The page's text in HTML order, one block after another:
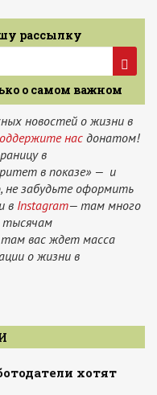
рассылку
о самом важном
новостей о жизни в
насдонатом!
в
в показе» — и
не забудьте оформить
и в Instagram— там много
тысячам
вас ждет масса
о жизни в
хотят